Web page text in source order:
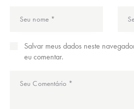
Salvar meus dados neste
eu comentar.